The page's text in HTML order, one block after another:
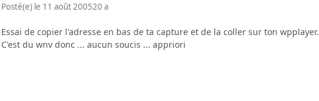
Posté(e) le 11 août 200520 a
Essai de copier l'adresse en bas de ta capture et de la coller sur ton wpplayer.
C'est du wnv donc ... aucun soucis ... appriori